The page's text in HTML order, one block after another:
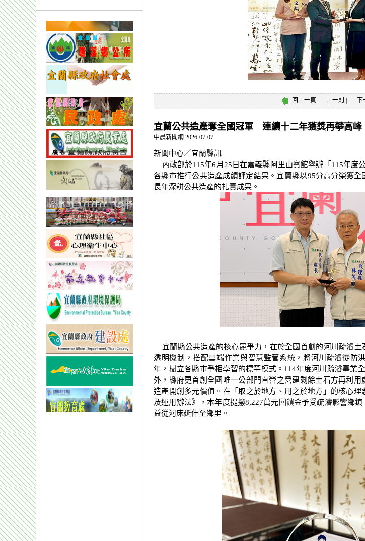
回上一頁 上一則
宜蘭公共造產奪全國冠軍 連續十二年獲獎再攀高峰
中晨新聞網 2026-07-07
新聞中心／宜蘭縣訊
內政部於115年6月25日在嘉義縣阿里山賓館舉辦「115年度
各縣市推行公共造產成績評定結果。宜蘭縣以95分高分榮獲
長年深耕公共造產的扎實成果。
宜蘭縣公共造產的核心競爭力，在於全國首創的河川疏濬土
透明機制，搭配雲端作業與智慧監管系統，將河川疏濬從防
年，樹立各縣市爭相學習的標竿模式。114年度河川疏濬事業
外，縣府更首創全國唯一公部門直營之營建剩餘土石方再利
造產開創多元價值。在「取之於地方、用之於地方」的核心
及運用辦法》，本年度提撥8,227萬元回饋金予受疏濬影響鄉
益從河床延伸至鄉里。